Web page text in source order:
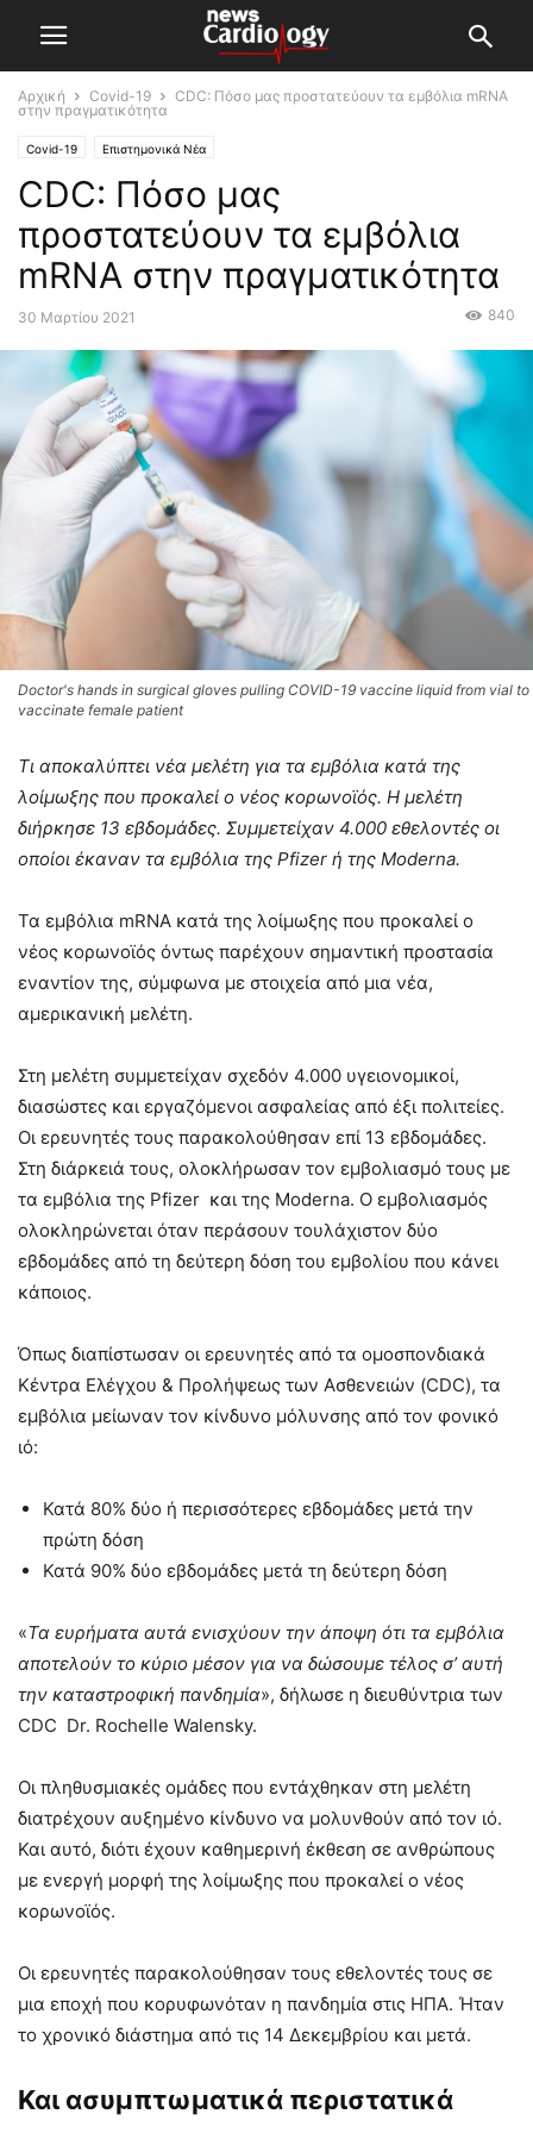
Αρχική Covid-19
CDC: Πόσο μας προστατεύουν τα εμβόλια mRNA
στην πραγματικότητα
Covid-19 Επιστημονικά Νέα
CDC: Πόσο μας
προστατεύουν τα εμβόλια
mRNA στην πραγματικότητα
30 Μαρτίου 2021 840
Doctor's hands in surgical gloves pulling COVID-19 vaccine liquid from vial to
vaccinate female patient
Τι αποκαλύπτει νέα μελέτη για τα εμβόλια κατά της
λοίμωξης που προκαλεί ο νέος κορωνοϊός. Η μελέτη
διήρκησε 13 εβδομάδες. Συμμετείχαν 4.000 εθελοντές οι
οποίοι έκαναν τα εμβόλια της Pfizer ή της Moderna.
Τα εμβόλια mRNA κατά της λοίμωξης που προκαλεί ο
νέος κορωνοϊός όντως παρέχουν σημαντική προστασία
εναντίον της, σύμφωνα με στοιχεία από μια νέα,
αμερικανική μελέτη.
Στη μελέτη συμμετείχαν σχεδόν 4.000 υγειονομικοί,
διασώστες και εργαζόμενοι ασφαλείας από έξι πολιτείες.
Οι ερευνητές τους παρακολούθησαν επί 13 εβδομάδες.
Στη διάρκειά τους, ολοκλήρωσαν τον εμβολιασμό τους με
τα εμβόλια της Pfizer και της Moderna. Ο εμβολιασμός
ολοκληρώνεται όταν περάσουν τουλάχιστον δύο
εβδομάδες από τη δεύτερη δόση του εμβολίου που κάνει
κάποιος.
Όπως διαπίστωσαν οι ερευνητές από τα ομοσπονδιακά
Κέντρα Ελέγχου & Προλήψεως των Ασθενειών (CDC), τα
εμβόλια μείωναν τον κίνδυνο μόλυνσης από τον φονικό
ιό:
Κατά 80% δύο ή περισσότερες εβδομάδες μετά την
πρώτη δόση
Κατά 90% δύο εβδομάδες μετά τη δεύτερη δόση
«Τα ευρήματα αυτά ενισχύουν την άποψη ότι τα εμβόλια
αποτελούν το κύριο μέσον για να δώσουμε τέλος σ’ αυτή
την καταστροφική πανδημία», δήλωσε η διευθύντρια των
CDC Dr. Rochelle Walensky.
Οι πληθυσμιακές ομάδες που εντάχθηκαν στη μελέτη
διατρέχουν αυξημένο κίνδυνο να μολυνθούν από τον ιό.
Και αυτό, διότι έχουν καθημερινή έκθεση σε ανθρώπους
με ενεργή μορφή της λοίμωξης που προκαλεί ο νέος
κορωνοϊός.
Οι ερευνητές παρακολούθησαν τους εθελοντές τους σε
μια εποχή που κορυφωνόταν η πανδημία στις ΗΠΑ. Ήταν
το χρονικό διάστημα από τις 14 Δεκεμβρίου και μετά.
Και ασυμπτωματικά περιστατικά